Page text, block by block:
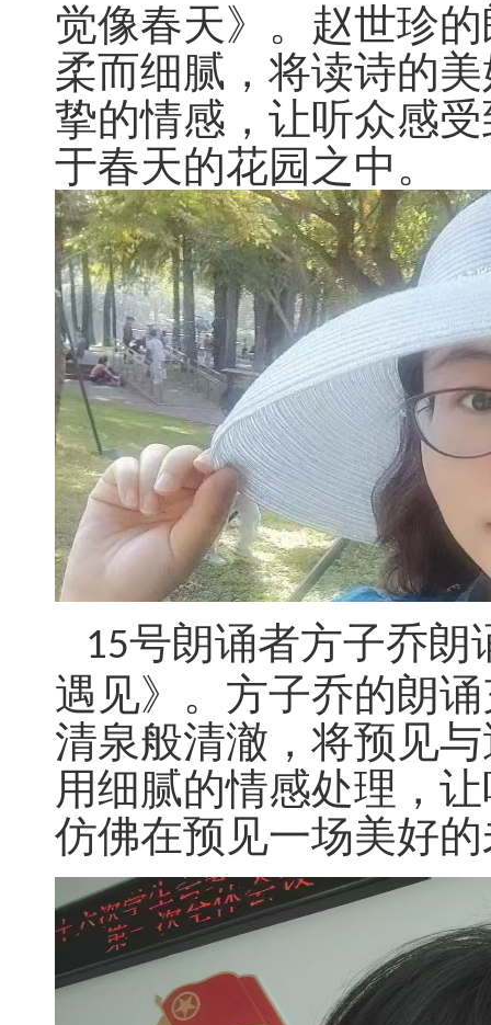
觉像春天》。赵世珍
柔而细腻，将读诗的
挚的情感，让听众感
于春天的花园之中。
15号朗诵者方子乔朗
遇见》。方子乔的朗
清泉般清澈，将预见
用细腻的情感处理，
仿佛在预见一场美好